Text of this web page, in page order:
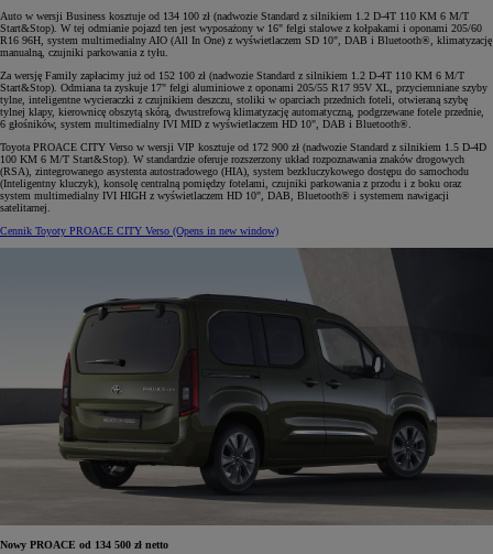
Auto w wersji Business kosztuje od 134 100 zł (nadwozie Standard z silnikiem 1.2 D-4T 110 KM 6 M/T
Start&Stop). W tej odmianie pojazd ten jest wyposażony w 16" felgi stalowe z kołpakami i oponami 205/60
R16 96H, system multimedialny AIO (All In One) z wyświetlaczem SD 10", DAB i Bluetooth®, klimatyzację
manualną, czujniki parkowania z tyłu.
Za wersję Family zapłacimy już od 152 100 zł (nadwozie Standard z silnikiem 1.2 D-4T 110 KM 6 M/T
Start&Stop). Odmiana ta zyskuje 17" felgi aluminiowe z oponami 205/55 R17 95V XL, przyciemniane szyby
tylne, inteligentne wycieraczki z czujnikiem deszczu, stoliki w oparciach przednich foteli, otwieraną szybę
tylnej klapy, kierownicę obszytą skórą, dwustrefową klimatyzację automatyczną, podgrzewane fotele przednie,
6 głośników, system multimedialny IVI MID z wyświetlaczem HD 10", DAB i Bluetooth®.
Toyota PROACE CITY Verso w wersji VIP kosztuje od 172 900 zł (nadwozie Standard z silnikiem 1.5 D-4D
100 KM 6 M/T Start&Stop). W standardzie oferuje rozszerzony układ rozpoznawania znaków drogowych
(RSA), zintegrowanego asystenta autostradowego (HIA), system bezkluczykowego dostępu do samochodu
(Inteligentny kluczyk), konsolę centralną pomiędzy fotelami, czujniki parkowania z przodu i z boku oraz
system multimedialny IVI HIGH z wyświetlaczem HD 10", DAB, Bluetooth® i systemem nawigacji
satelitarnej.
Cennik Toyoty PROACE CITY Verso (Opens in new window)
Nowy PROACE od 134 500 zł netto